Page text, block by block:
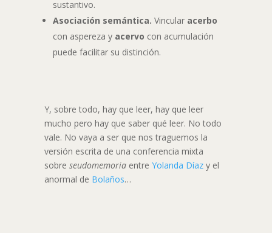
sustantivo.
Asociación semántica. Vincular acerbo
con aspereza y acervo con acumulación
puede facilitar su distinción.
Y, sobre todo, hay que leer, hay que leer
mucho pero hay que saber qué leer. No todo
vale. No vaya a ser que nos traguemos la
versión escrita de una conferencia mixta
sobre seudomemoriaentre Yolanda Díazy el
anormal de Bolaños…